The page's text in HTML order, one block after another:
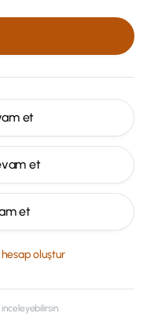
et
et
et
oluştur
inceleyebilirsin.